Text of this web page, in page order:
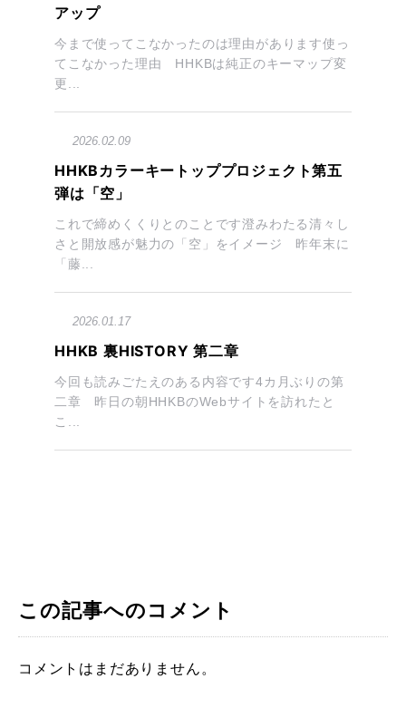
アップ
今まで使ってこなかったのは理由があります使っ
てこなかった理由 HHKBは純正のキーマップ変
更...
2026.02.09
HHKBカラーキートッププロジェクト第五
弾は「空」
これで締めくくりとのことです澄みわたる清々し
さと開放感が魅力の「空」をイメージ 昨年末に
「藤...
2026.01.17
HHKB 裏HISTORY 第二章
今回も読みごたえのある内容です4カ月ぶりの第
二章 昨日の朝HHKBのWebサイトを訪れたと
こ...
この記事へのコメント
コメントはまだありません。